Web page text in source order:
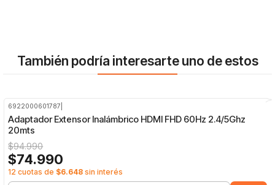
También podría interesarte uno de estos
6922000601787
Adaptador Extensor Inalámbrico HDMI FHD 60Hz 2.4/5Ghz
20mts
$94.990
$74.990
12 cuotas de $6.648 sin interés